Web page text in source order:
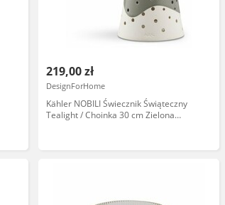
219,00 zł
DesignForHome
Kähler NOBILI Świecznik Świąteczny
Tealight / Choinka 30 cm Zielona